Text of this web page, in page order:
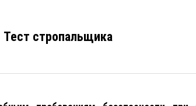
Тест стропальщика